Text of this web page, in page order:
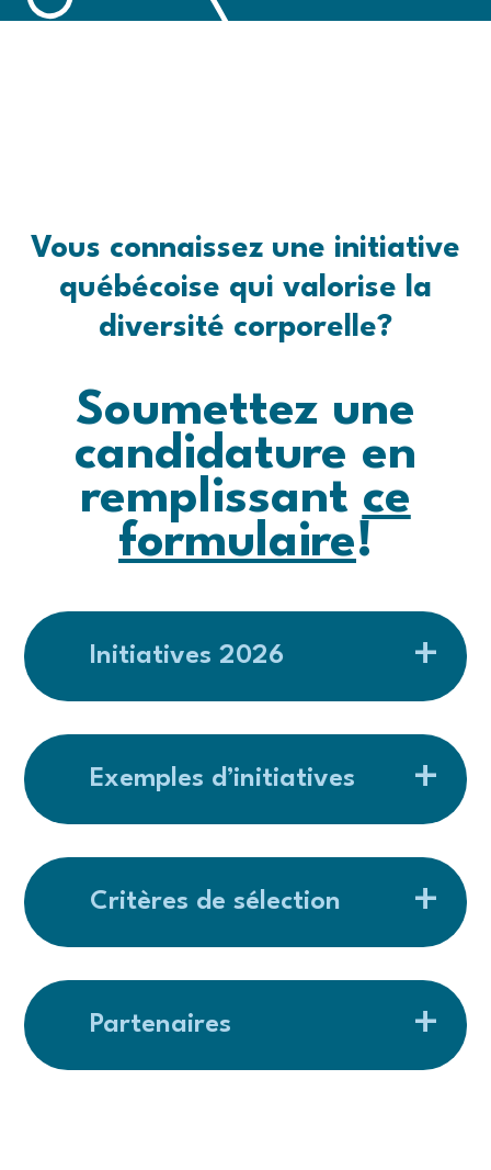
Vous connaissez une initiative
québécoise qui valorise la
diversité corporelle?
Soumettez une
candidature en
remplissant ce
formulaire!
Initiatives 2026
Exemples d’initiatives
Critères de sélection
Partenaires